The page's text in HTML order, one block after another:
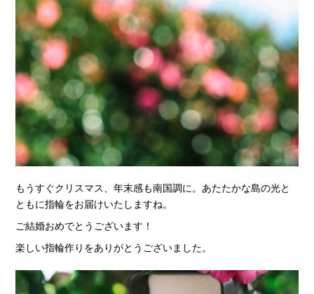
もうすぐクリスマス、年末感も南国調に。あたたかな島の光と
ともに指輪をお届けいたしますね。
ご結婚おめでとうございます！
楽しい指輪作りをありがとうございました。